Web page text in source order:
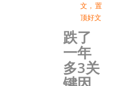
文 ， 置
顶好文
跌了
一年
多3关